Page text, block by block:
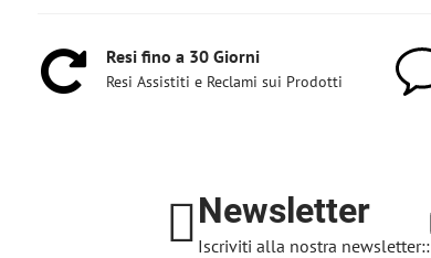
Resi fino a 30 Giorni
Resi Assistiti e Reclami sui Prodotti
Newsletter
Iscriviti alla nostra newsletter::